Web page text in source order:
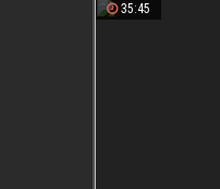
35:45